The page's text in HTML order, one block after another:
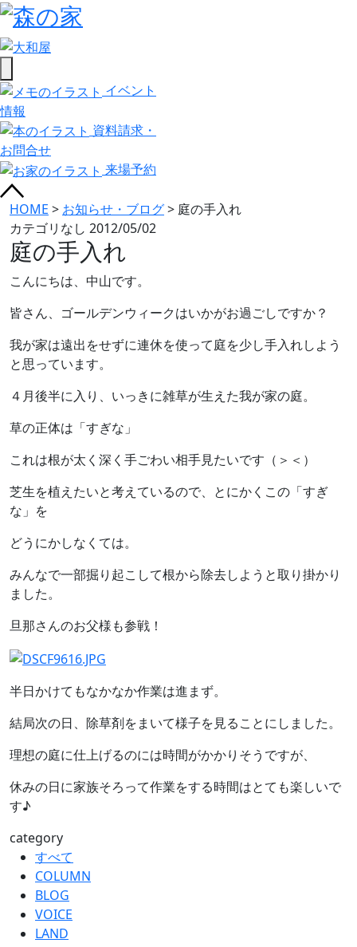
イベント
情報
資料請求・
お問合せ
来場予約
HOME > お知らせ・ブログ> 庭の手入れ
カテゴリなし 2012/05/02
庭の手入れ
こんにちは、中山です。
皆さん、ゴールデンウィークはいかがお過ごしですか？
我が家は遠出をせずに連休を使って庭を少し手入れしよう
と思っています。
４月後半に入り、いっきに雑草が生えた我が家の庭。
草の正体は「すぎな」
これは根が太く深く手ごわい相手見たいです（＞＜）
芝生を植えたいと考えているので、とにかくこの「すぎ
な」を
どうにかしなくては。
みんなで一部掘り起こして根から除去しようと取り掛かり
ました。
旦那さんのお父様も参戦！
半日かけてもなかなか作業は進まず。
結局次の日、除草剤をまいて様子を見ることにしました。
理想の庭に仕上げるのには時間がかかりそうですが、
休みの日に家族そろって作業をする時間はとても楽しいで
す♪
category
すべて
COLUMN
BLOG
VOICE
LAND